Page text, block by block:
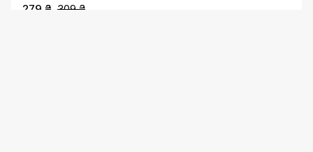
279 ₴ 309 ₴